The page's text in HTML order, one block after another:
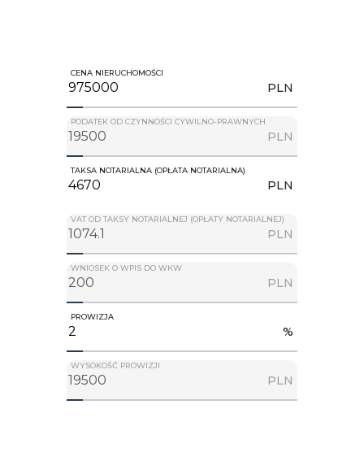
CENA NIERUCHOMOŚCI
PLN
PODATEK OD CZYNNOŚCI CYWILNO-PRAWNYCH
PLN
TAKSA NOTARIALNA (OPŁATA NOTARIALNA)
PLN
VAT OD TAKSY NOTARIALNEJ (OPŁATY NOTARIALNEJ)
PLN
WNIOSEK O WPIS DO WKW
PLN
PROWIZJA
%
WYSOKOŚĆ PROWIZJI
PLN